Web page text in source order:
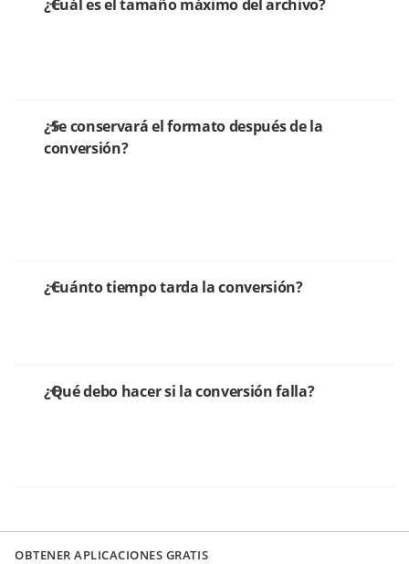
¿Cuál es el tamaño máximo del archivo?
¿Se conservará el formato después de la
conversión?
¿Cuánto tiempo tarda la conversión?
¿Qué debo hacer si la conversión falla?
OBTENER APLICACIONES GRATIS